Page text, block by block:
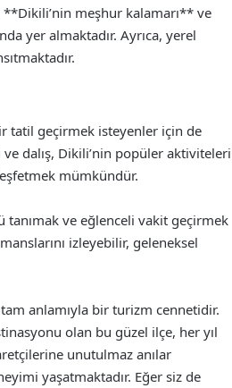
meşhur kalamarı** ve
yer almaktadır. Ayrıca, yerel
tatil geçirmek isteyenler için de
dalış, Dikili’nin popüler aktiviteleri
mümkündür.
ve eğlenceli vakit geçirmek
izleyebilir, geleneksel
anlamıyla bir turizm cennetidir.
olan bu güzel ilçe, her yıl
unutulmaz anılar
yaşatmaktadır. Eğer siz de